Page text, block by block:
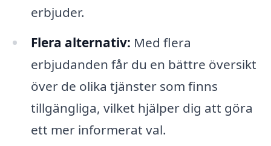
erbjuder.
Flera alternativ: Med flera
erbjudanden får du en bättre översikt
över de olika tjänster som finns
tillgängliga, vilket hjälper dig att göra
ett mer informerat val.